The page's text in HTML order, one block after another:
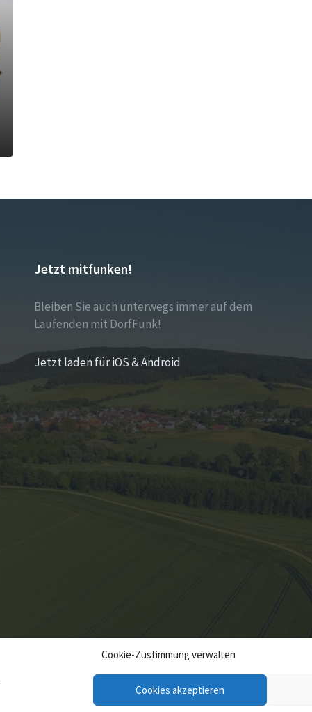
Cookie-Zustimmung verwalten
Cookies akzeptieren
Jetzt mitfunken!
Bleiben Sie auch unterwegs immer auf dem
Laufenden mit DorfFunk!
Jetzt laden für iOS & Android